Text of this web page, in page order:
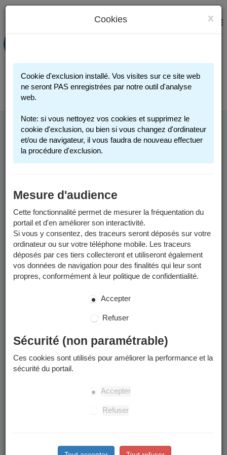
PORTAIL FAMILLE
Connexion
MENU
Cette page n'est plus accessible. Merci de votre
compréhension.
x
Cookies
Cookie d'exclusion installé. Vos visites sur ce site web
ne seront PAS enregistrées par notre outil d'analyse
web.
Note: si vous nettoyez vos cookies et supprimez le
cookie d'exclusion, ou bien si vous changez d'ordinateur
et/ou de navigateur, il vous faudra de nouveau effectuer
la procédure d'exclusion.
Mesure d'audience
Cette fonctionnalité permet de mesurer la fréquentation du
portail et d'en améliorer son interactivité.
Si vous y consentez, des traceurs seront déposés sur votre
ordinateur ou sur votre téléphone mobile. Les traceurs
déposés par ces tiers collecteront et utiliseront également
vos données de navigation pour des finalités qui leur sont
propres, conformément à leur politique de confidentialité.
Accepter
Refuser
Sécurité (non paramétrable)
Ces cookies sont utilisés pour améliorer la performance et la
sécurité du portail.
Accepter
Refuser